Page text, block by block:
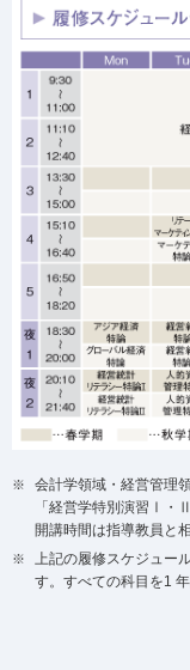
会計学領域・経営管理
「経営学特別演習Ⅰ
開講時間は指導教員と
上記の履修スケジュー
す。すべての科目を1